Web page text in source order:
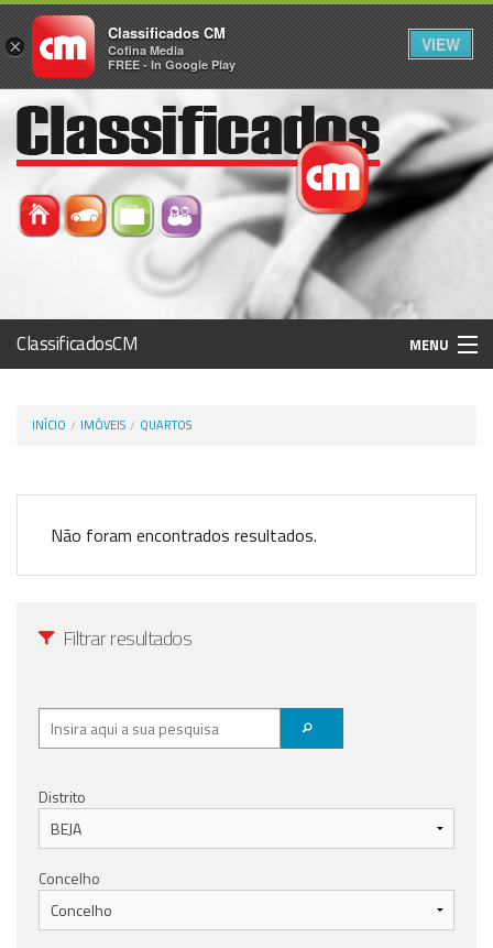
ClassificadosCM MENU
Histórico
INÍCIO IMÓVEIS QUARTOS
Não foram encontrados resultados.
Filtrar resultados
Distrito
Concelho
×
Classificados CM
Cofina Media
FREE - In Google Play
VIEW